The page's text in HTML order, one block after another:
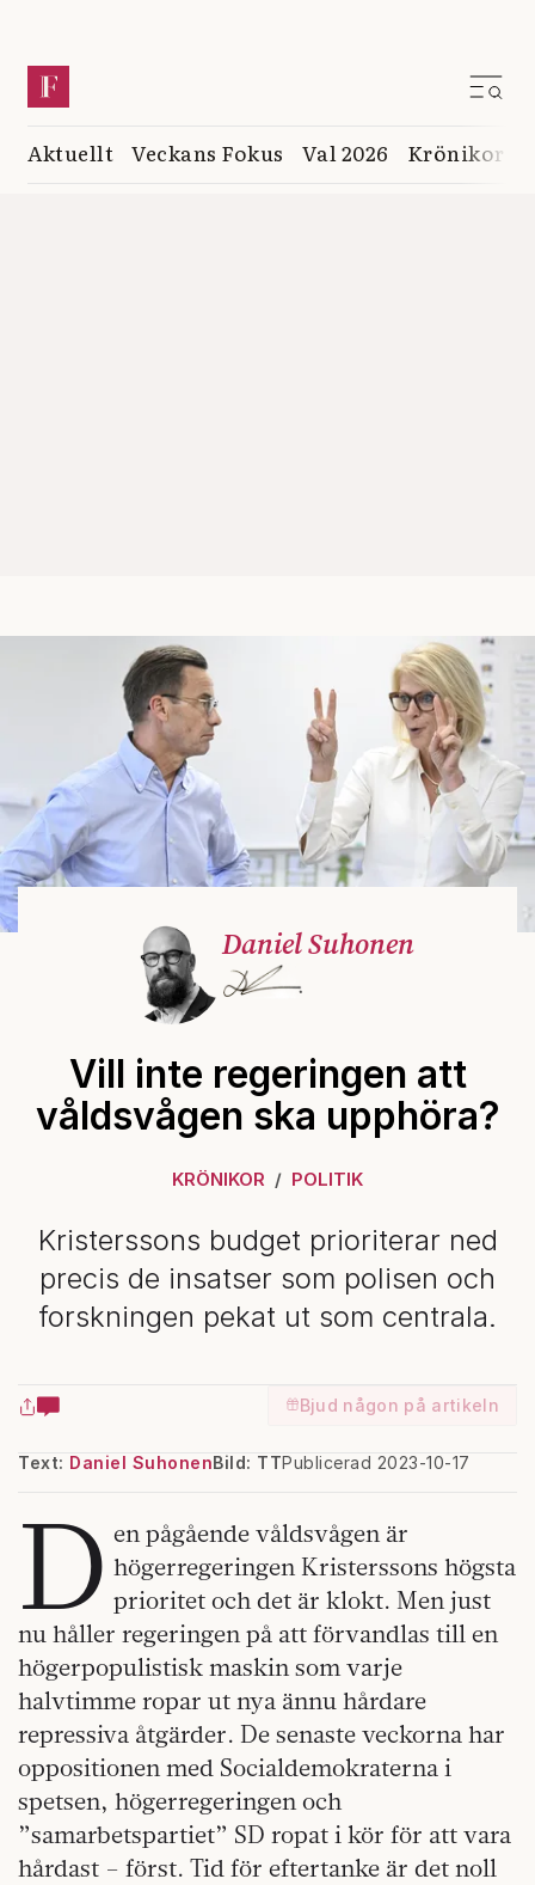
Aktuellt Veckans Fokus Val 2026 Krönikor
Daniel Suhonen
Vill inte regeringen att
våldsvågen ska upphöra?
KRÖNIKOR POLITIK
Kristerssons budget prioriterar ned
precis de insatser som polisen och
forskningen pekat ut som centrala.
Bjud någon på artikeln
Text: Daniel Suhonen Publicerad 2023-10-17
Bild: TT
D en pågående våldsvågen är
högerregeringen Kristerssons högsta
prioritet och det är klokt. Men just
nu håller regeringen på att förvandlas till en
högerpopulistisk maskin som varje
halvtimme ropar ut nya ännu hårdare
repressiva åtgärder. De senaste veckorna har
oppositionen med Socialdemokraterna i
spetsen, högerregeringen och
”samarbetspartiet” SD ropat i kör för att vara
hårdast – först. Tid för eftertanke är det noll